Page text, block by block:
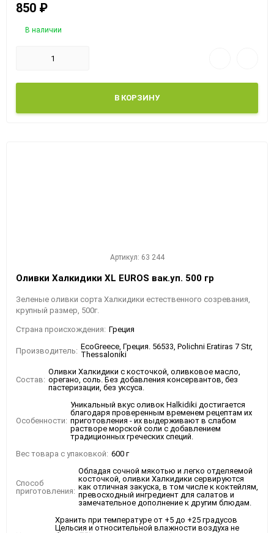
850 ₽
В наличии
В КОРЗИНУ
Артикул: 63 244
Оливки Халкидики XL EUROS вак.уп. 500 гр
Зеленые оливки сорта Халкидики естественного созревания,
крупный размер, 500г.
Страна происхождения: Греция
Производитель: EcoGreece, Греция. 56533, Polichni Eratiras 7 Str,
Thessaloniki
Состав:
Оливки Халкидики с косточкой, оливковое масло,
орегано, соль. Без добавления консервантов, без
пастеризации, без уксуса.
Особенности:
Уникальный вкус оливок Halkidiki достигается
благодаря проверенным временем рецептам их
приготовления - их выдерживают в слабом
растворе морской соли с добавлением
традиционных греческих специй.
Вес товара с упаковкой: 600 г
Способ
приготовления:
Обладая сочной мякотью и легко отделяемой
косточкой, оливки Халкидики сервируются
как отличная закуска, в том числе к коктейлям,
превосходный ингредиент для салатов и
замечательное дополнение к другим блюдам.
Хранить при температуре от +5 до +25 градусов
Цельсия и относительной влажности воздуха не